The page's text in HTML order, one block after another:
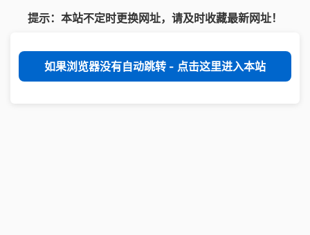
提示：本站不定时更换网址，请及时收藏最新网址！
如果浏览器没有自动跳转 - 点击这里进入本站